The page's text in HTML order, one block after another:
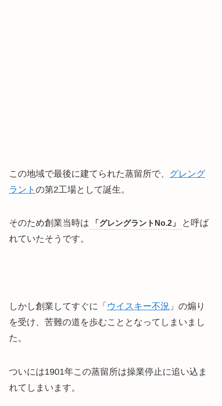
この地域で最後に建てられた蒸留所で、
グレング
ラント の第2工場として誕生。
そのため創業当時は 「グレングラントNo.2」
と呼ば
れていたそうです。
しかし創業してすぐに「 ウイスキー不況 」の煽り
を受け、苦難の道を歩むこととなってしまいまし
た。
ついには1901年この蒸留所は操業停止に追い込ま
れてしまいます。